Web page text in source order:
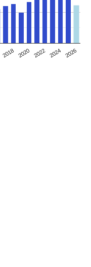
2018 2020 2022 2024 2026